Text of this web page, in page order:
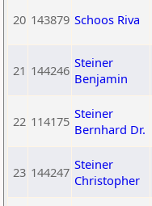
20 143879 Schoos Riva
21 144246 Steiner
Benjamin
22 114175 Steiner
Bernhard Dr.
23 144247 Steiner
Christopher